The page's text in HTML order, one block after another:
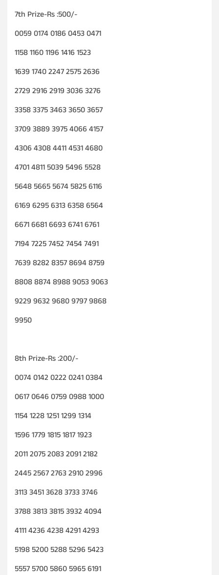
7th Prize-Rs :500/-
0059 0174 0186 0453 0471
1158 1160 1196 1416 1523
1639 1740 2247 2575 2636
2729 2916 2919 3036 3276
3358 3375 3463 3650 3657
3709 3889 3975 4066 4157
4306 4308 4411 4531 4680
4701 4811 5039 5496 5528
5648 5665 5674 5825 6116
6169 6295 6313 6358 6564
6671 6681 6693 6741 6761
7194 7225 7452 7454 7491
7639 8282 8357 8694 8759
8808 8874 8988 9053 9063
9229 9632 9680 9797 9868
9950
8th Prize-Rs :200/-
0074 0142 0222 0241 0384
0617 0646 0759 0988 1000
1154 1228 1251 1299 1314
1596 1779 1815 1817 1923
2011 2075 2083 2091 2182
2445 2567 2763 2910 2996
3113 3451 3628 3733 3746
3788 3813 3815 3932 4094
4111 4236 4238 4291 4293
5198 5200 5288 5296 5423
5557 5700 5860 5965 6191